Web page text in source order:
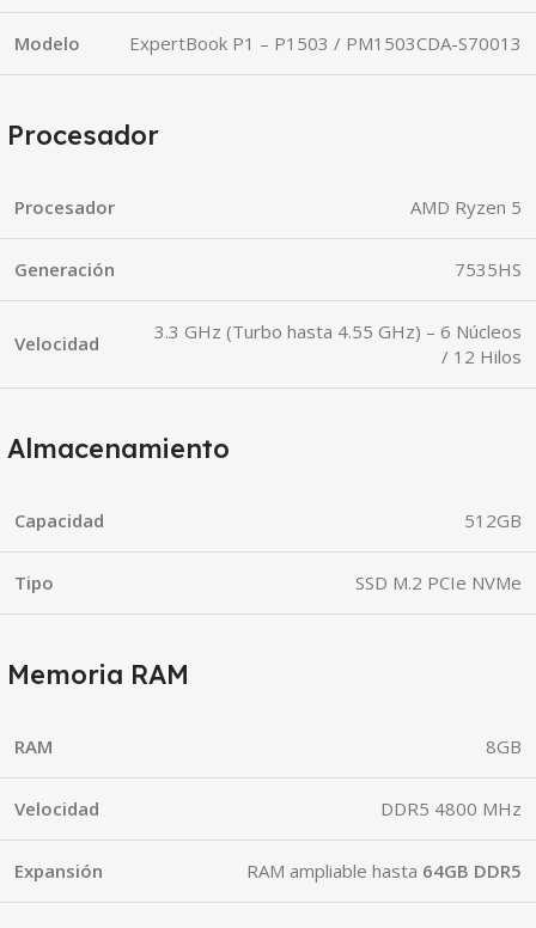
Modelo ExpertBook P1 – P1503 / PM1503CDA-S70013
Procesador
Procesador AMD Ryzen 5
Generación 7535HS
Velocidad
3.3 GHz (Turbo hasta 4.55 GHz) – 6 Núcleos
/ 12 Hilos
Almacenamiento
Capacidad 512GB
Tipo SSD M.2 PCIe NVMe
Memoria RAM
RAM 8GB
Velocidad DDR5 4800 MHz
Expansión RAM ampliable hasta 64GB DDR5